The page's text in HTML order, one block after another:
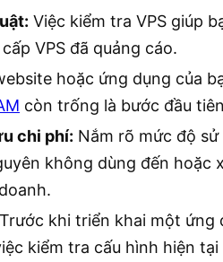
Việc kiểm tra VPS giúp
VPS đã quảng cáo.
hoặc ứng dụng của
còn trống là bước đầu
chi phí: Nắm rõ mức độ
không dùng đến hoặc
Trước khi triển khai một ứng
kiểm tra cấu hình hiện